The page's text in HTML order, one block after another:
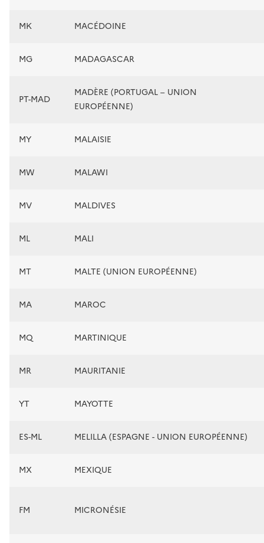
MK MACÉDOINE
MG MADAGASCAR
PT-MAD
MADÈRE (PORTUGAL – UNION
EUROPÉENNE)
MY MALAISIE
MW MALAWI
MV MALDIVES
ML MALI
MT MALTE (UNION EUROPÉENNE)
MA MAROC
MQ MARTINIQUE
MR MAURITANIE
YT MAYOTTE
ES-ML MELILLA (ESPAGNE - UNION EUROPÉENNE)
MX MEXIQUE
FM MICRONÉSIE